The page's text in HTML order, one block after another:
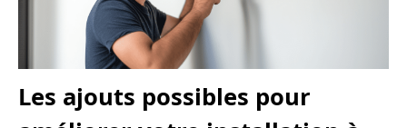
Les ajouts possibles pour